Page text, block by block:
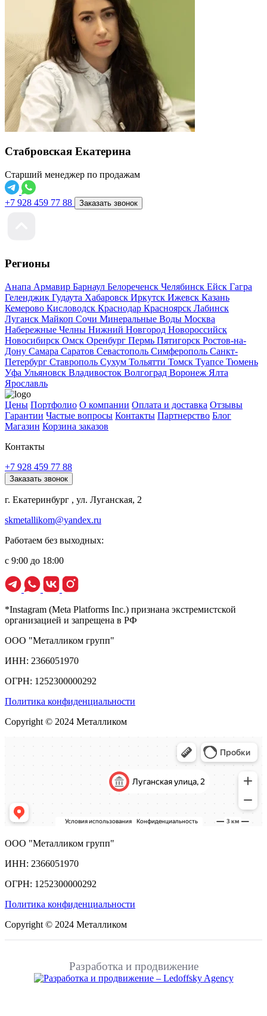
Стабровская Екатерина
Старший менеджер по продажам
+7 928 459 77 88 Заказать звонок
Регионы
Анапа Армавир Барнаул Белореченск Челябинск Ейск Гагра
Геленджик Гудаута Хабаровск Иркутск Ижевск Казань
Кемерово Кисловодск Краснодар Красноярск Лабинск
Луганск Майкоп Сочи Минеральные Воды Москва
Набережные Челны Нижний Новгород Новороссийск
Новосибирск Омск Оренбург Пермь Пятигорск Ростов-на-
Дону Самара Саратов Севастополь Симферополь Санкт-
Петербург Ставрополь Сухум Тольятти Томск Туапсе Тюмень
Уфа Ульяновск Владивосток Волгоград Воронеж Ялта
Ярославль
Цены Портфолио О компании Оплата и доставка Отзывы
Гарантии Частые вопросы Контакты Партнерство Блог
Магазин Корзина заказов
Контакты
+7 928 459 77 88
Заказать звонок
г. Екатеринбург , ул. Луганская, 2
skmetallikom@yandex.ru
Работаем без выходных:
с 9:00 до 18:00
*Instagram (Meta Platforms Inc.) признана экстремистской
организацией и запрещена в РФ
ООО "Металликом групп"
ИНН: 2366051970
ОГРН: 1252300000292
Политика конфиденциальности
Copyright © 2024 Металликом
ООО "Металликом групп"
ИНН: 2366051970
ОГРН: 1252300000292
Политика конфиденциальности
Copyright © 2024 Металликом
Разработка и продвижение